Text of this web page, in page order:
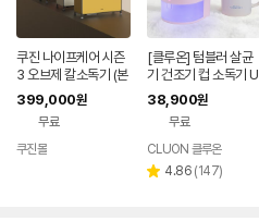
쿠진 나이프케어 시즌
3 오브제 칼소독기 (본
체+칼세트 구성)
399,000원
무료
쿠진몰
[클루온] 텀블러 살균
기 건조기 컵 소독기 U
V살균 국산 1인용, 로
지 라벤더
38,900원
무료
CLUON 클루온
별 4.86 리
(147)